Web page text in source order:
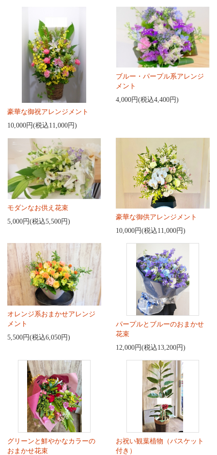
豪華な御祝アレンジメント
10,000円(税込11,000円)
ブルー・パープル系アレンジ
メント
4,000円(税込4,400円)
モダンなお供え花束
5,000円(税込5,500円)
豪華な御供アレンジメント
10,000円(税込11,000円)
オレンジ系おまかせアレンジ
メント
5,500円(税込6,050円)
パープルとブルーのおまかせ
花束
12,000円(税込13,200円)
グリーンと鮮やかなカラーの
おまかせ花束
お祝い観葉植物（バスケット
付き）